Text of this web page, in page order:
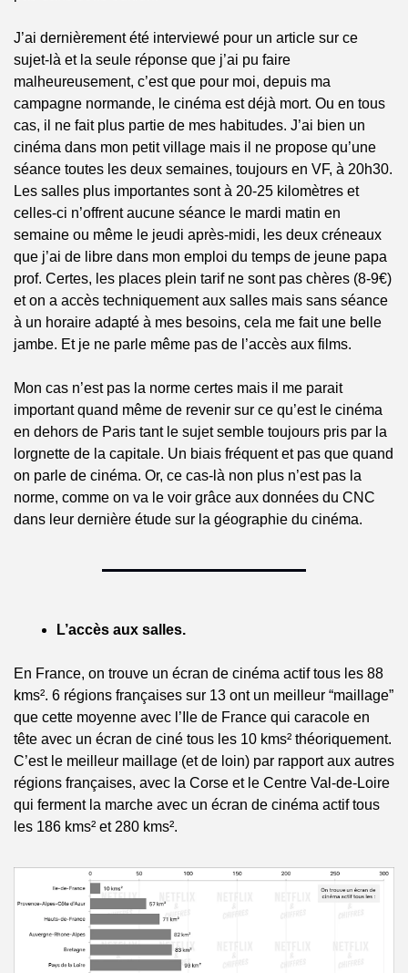
J’ai dernièrement été interviewé pour un article sur ce
sujet-là et la seule réponse que j’ai pu faire
malheureusement, c’est que pour moi, depuis ma
campagne normande, le cinéma est déjà mort. Ou en tous
cas, il ne fait plus partie de mes habitudes. J’ai bien un
cinéma dans mon petit village mais il ne propose qu’une
séance toutes les deux semaines, toujours en VF, à 20h30.
Les salles plus importantes sont à 20-25 kilomètres et
celles-ci n’offrent aucune séance le mardi matin en
semaine ou même le jeudi après-midi, les deux créneaux
que j’ai de libre dans mon emploi du temps de jeune papa
prof. Certes, les places plein tarif ne sont pas chères (8-9€)
et on a accès techniquement aux salles mais sans séance
à un horaire adapté à mes besoins, cela me fait une belle
jambe. Et je ne parle même pas de l’accès aux films.
Mon cas n’est pas la norme certes mais il me parait
important quand même de revenir sur ce qu’est le cinéma
en dehors de Paris tant le sujet semble toujours pris par la
lorgnette de la capitale. Un biais fréquent et pas que quand
on parle de cinéma. Or, ce cas-là non plus n’est pas la
norme, comme on va le voir grâce aux données du CNC
dans leur dernière étude sur la géographie du cinéma.
L’accès aux salles.
En France, on trouve un écran de cinéma actif tous les 88
kms². 6 régions françaises sur 13 ont un meilleur “maillage”
que cette moyenne avec l’Ile de France qui caracole en
tête avec un écran de ciné tous les 10 kms² théoriquement.
C’est le meilleur maillage (et de loin) par rapport aux autres
régions françaises, avec la Corse et le Centre Val-de-Loire
qui ferment la marche avec un écran de cinéma actif tous
les 186 kms² et 280 kms².